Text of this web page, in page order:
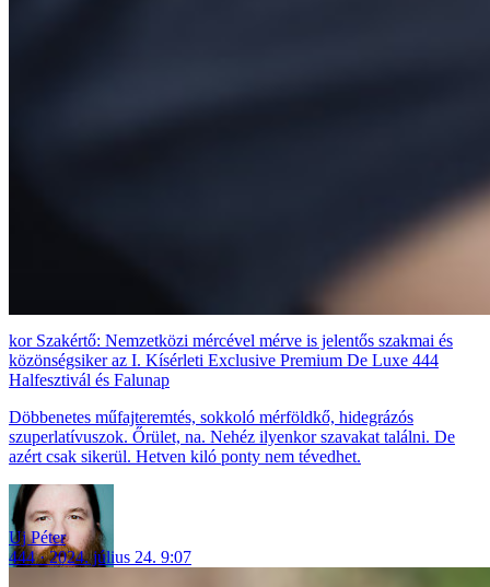
Szakértő: Nemzetközi mércével mérve is jelentős szakmai és
közönségsiker az I. Kísérleti Exclusive Premium De Luxe 444
Halfesztivál és Falunap
Döbbenetes műfajteremtés, sokkoló mérföldkő, hidegrázós
szuperlatívuszok. Őrület, na. Nehéz ilyenkor szavakat találni. De
azért csak sikerül. Hetven kiló ponty nem tévedhet.
Uj Péter
444
2024. július 24. 9:07